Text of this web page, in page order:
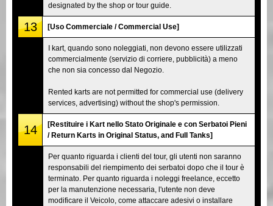
designated by the shop or tour guide.
13 [Uso Commerciale / Commercial Use]
I kart, quando sono noleggiati, non devono essere utilizzati
commercialmente (servizio di corriere, pubblicità) a meno
che non sia concesso dal Negozio.
Rented karts are not permitted for commercial use (delivery
services, advertising) without the shop's permission.
14
[Restituire i Kart nello Stato Originale e con Serbatoi Pieni
/ Return Karts in Original Status, and Full Tanks]
Per quanto riguarda i clienti del tour, gli utenti non saranno
responsabili del riempimento dei serbatoi dopo che il tour è
terminato. Per quanto riguarda i noleggi freelance, eccetto
per la manutenzione necessaria, l'utente non deve
modificare il Veicolo, come attaccare adesivi o installare